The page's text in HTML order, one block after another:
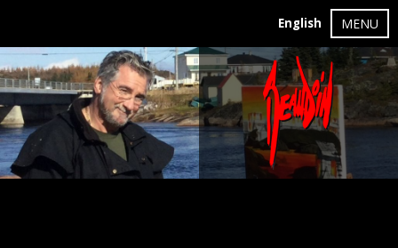
English MENU